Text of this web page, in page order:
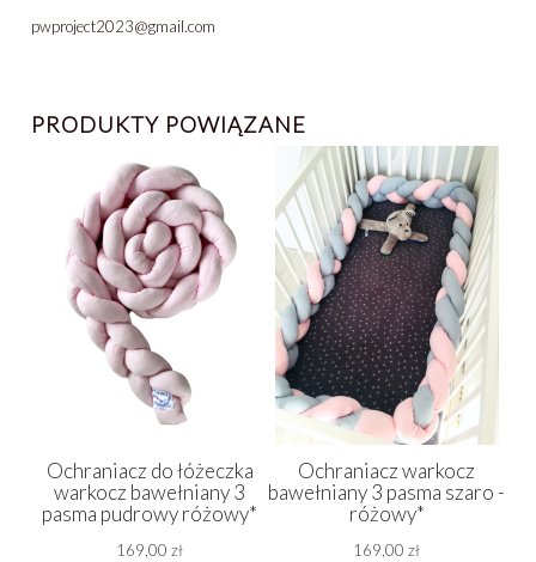
pwproject2023@gmail.com
PRODUKTY POWIĄZANE
Ochraniacz do łóżeczka
warkocz bawełniany 3
pasma pudrowy różowy*
169,00 zł
Ochraniacz warkocz
bawełniany 3 pasma szaro -
różowy*
169,00 zł